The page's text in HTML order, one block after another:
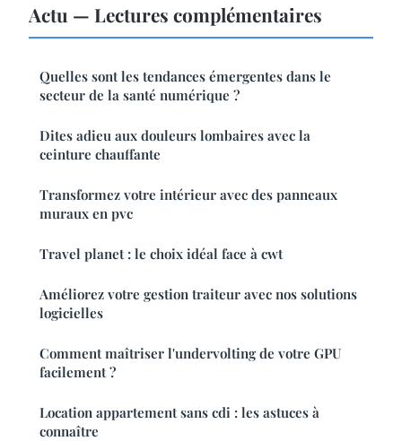
Actu — Lectures complémentaires
Quelles sont les tendances émergentes dans le
secteur de la santé numérique ?
Dites adieu aux douleurs lombaires avec la
ceinture chauffante
Transformez votre intérieur avec des panneaux
muraux en pvc
Travel planet : le choix idéal face à cwt
Améliorez votre gestion traiteur avec nos solutions
logicielles
Comment maîtriser l'undervolting de votre GPU
facilement ?
Location appartement sans cdi : les astuces à
connaître